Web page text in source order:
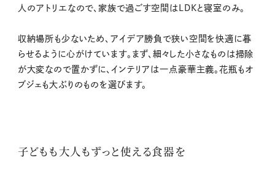
人のアトリエなので、家族で過ごす空間はLDKと寝室のみ。
収納場所も少ないため、アイデア勝負で狭い空間を快適に暮
らせるように心がけています。まず、細々した小さなものは掃除
が大変なので置かずに、インテリアは一点豪華主義。花瓶もオ
ブジェも大ぶりのものを選びます。
子どもも大人もずっと使える食器を